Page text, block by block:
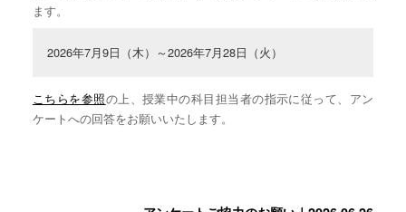
ます。
2026年7月9日（木）～2026年7月28日（火）
こちらを参照の上、授業中の科目担当者の指示に従って、アン
ケートへの回答をお願いいたします。